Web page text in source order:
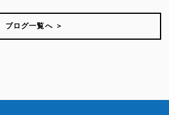
ブログ一覧へ ＞